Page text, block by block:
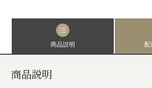
商品説明
商品説明